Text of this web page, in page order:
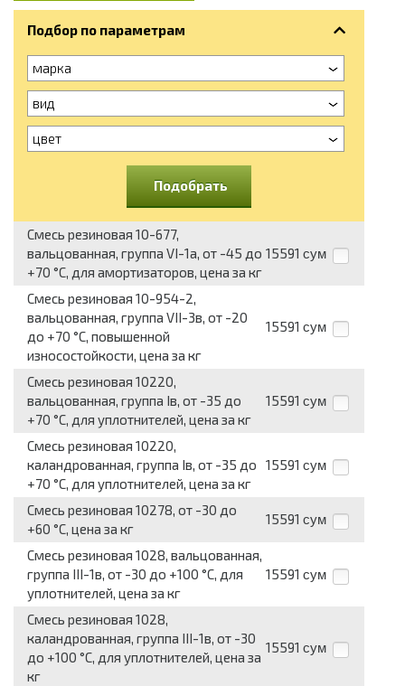
Подбор по параметрам
марка
вид
цвет
Подобрать
Смесь резиновая 10-677,
вальцованная, группа VI-1а, от -45 до
+70 °C, для амортизаторов, цена за кг
15591 сум
Смесь резиновая 10-954-2,
вальцованная, группа VII-3в, от -20
до +70 °C, повышенной
износостойкости, цена за кг
15591 сум
Смесь резиновая 10220,
вальцованная, группа Iв, от -35 до
+70 °C, для уплотнителей, цена за кг
15591 сум
Смесь резиновая 10220,
каландрованная, группа Iв, от -35 до
+70 °C, для уплотнителей, цена за кг
15591 сум
Смесь резиновая 10278, от -30 до
+60 °C, цена за кг
15591 сум
Смесь резиновая 1028, вальцованная,
группа III-1в, от -30 до +100 °C, для
уплотнителей, цена за кг
15591 сум
Смесь резиновая 1028,
каландрованная, группа III-1в, от -30
до +100 °C, для уплотнителей, цена за
кг
15591 сум